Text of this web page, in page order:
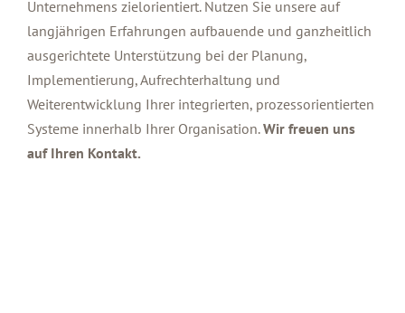
Unternehmens zielorientiert. Nutzen Sie unsere auf
langjährigen Erfahrungen aufbauende und ganzheitlich
ausgerichtete Unterstützung bei der Planung,
Implementierung, Aufrechterhaltung und
Weiterentwicklung Ihrer integrierten, prozessorientierten
Systeme innerhalb Ihrer Organisation.Wir freuen uns
auf Ihren Kontakt.